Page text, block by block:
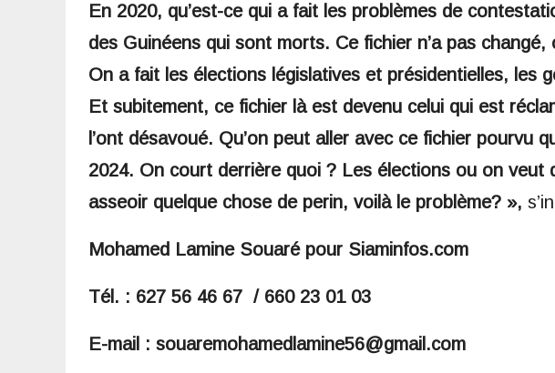
En 2020, qu’est-ce qui a fait les problèmes de
des Guinéens qui sont morts. Ce fichier n’a pas
On a fait les élections législatives et présidentielles, les
Et subitement, ce fichier là est devenu celui qui est
l’ont désavoué. Qu’on peut aller avec ce fichier pourvu
2024. On court derrière quoi ? Les élections ou on veut
asseoir quelque chose de perin, voilà le problème? »,
Mohamed Lamine Souaré pour Siaminfos.com
Tél. : 627 56 46 67 / 660 23 01 03
E-mail : souaremohamedlamine56@gmail.com